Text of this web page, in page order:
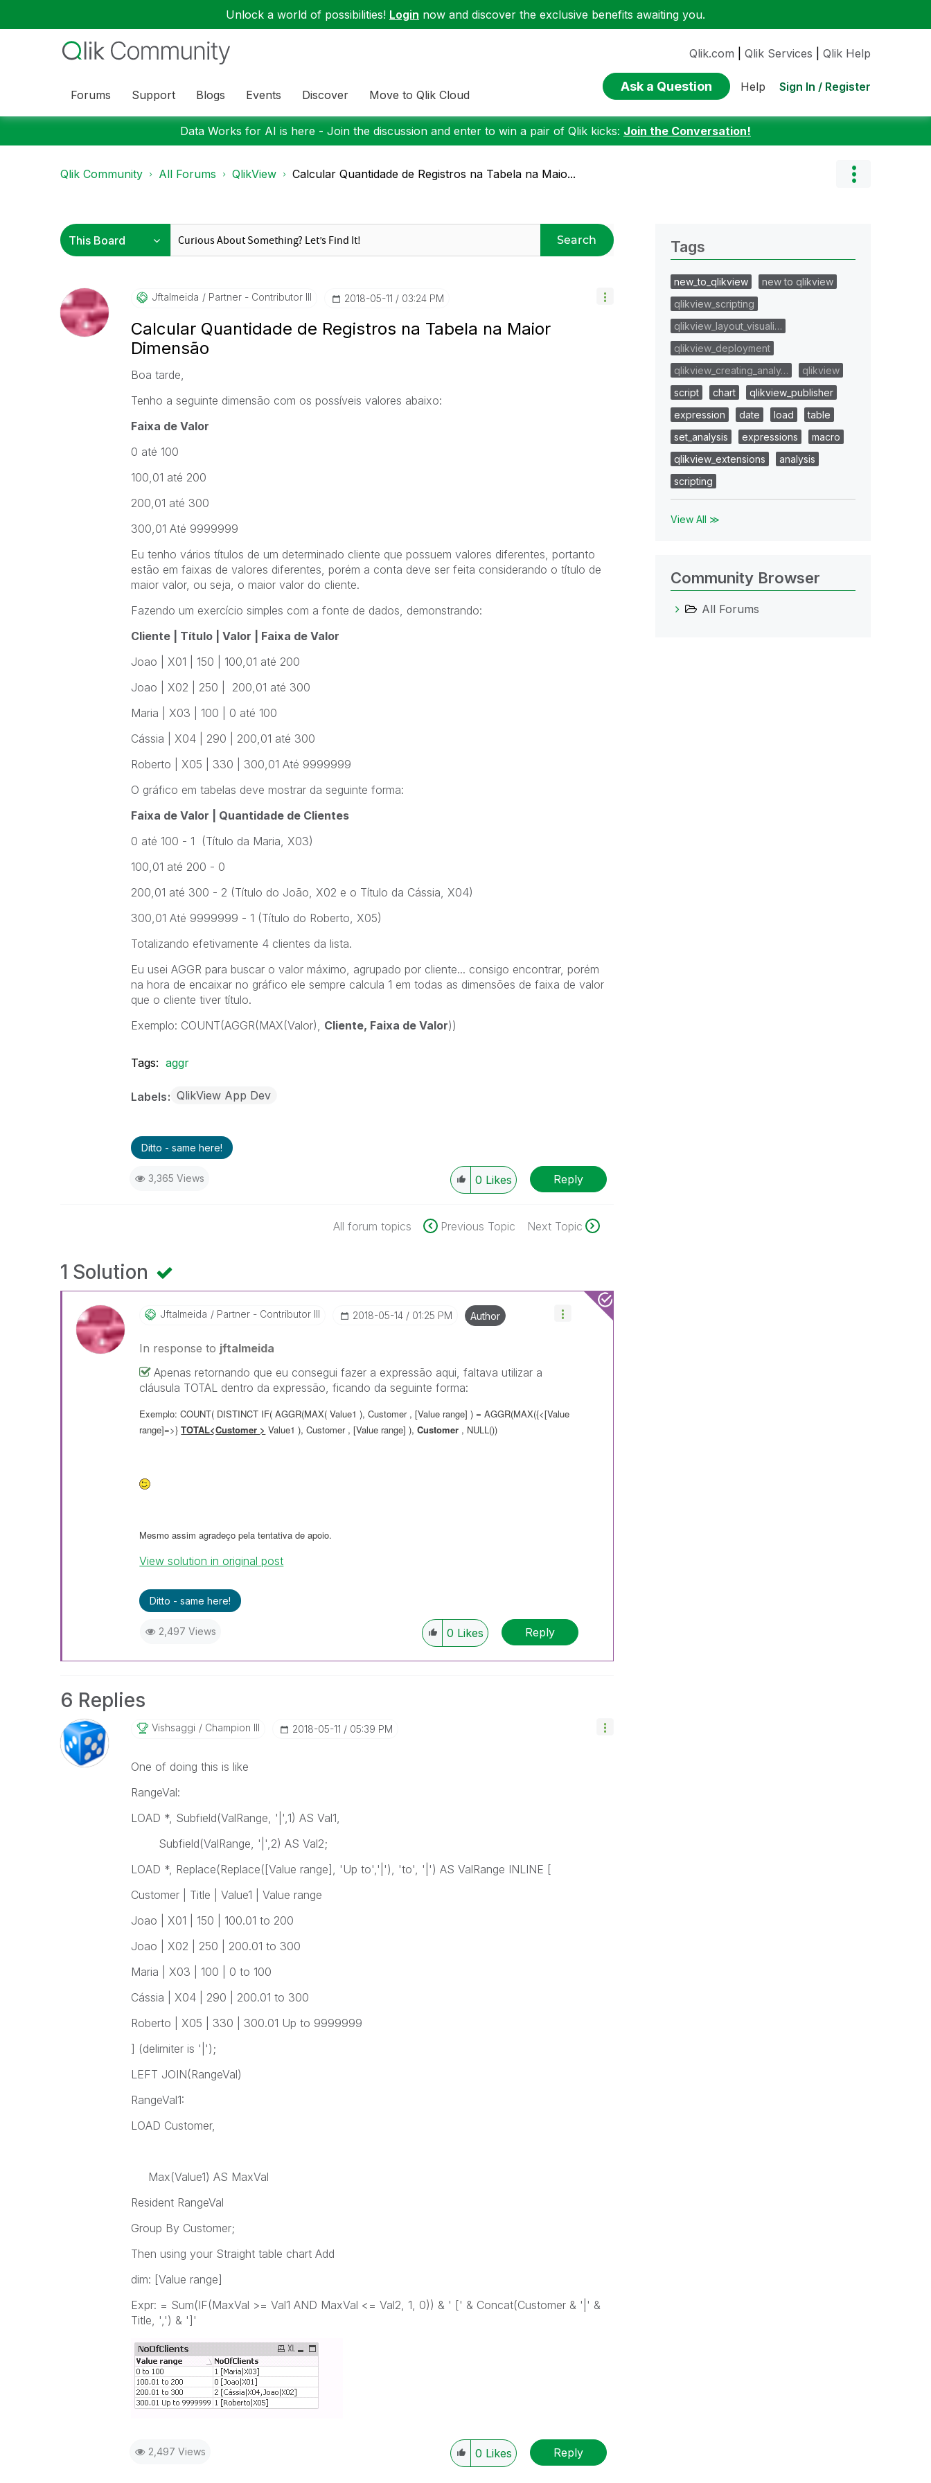
Unlock a world of possibilities! Login now and discover the exclusive benefits awaiting you.
Forums Support Blogs Events Discover Move to Qlik Cloud
Qlik.com Qlik Services Qlik Help
Ask a Question Help Sign In / Register
Data Works for AI is here - Join the discussion and enter to win a pair of Qlik kicks: Join the Conversation!
Qlik Community All Forums QlikView Calcular Quantidade de Registros na Tabela na Maio...
Search
Jftalmeida Partner - Contributor III ‎2018-05-11 03:24 PM
Calcular Quantidade de Registros na Tabela na Maior
Dimensão
Boa tarde,
Tenho a seguinte dimensão com os possíveis valores abaixo:
Faixa de Valor
0 até 100
100,01 até 200
200,01 até 300
300,01 Até 9999999
Eu tenho vários títulos de um determinado cliente que possuem valores diferentes, portanto
estão em faixas de valores diferentes, porém a conta deve ser feita considerando o título de
maior valor, ou seja, o maior valor do cliente.
Fazendo um exercício simples com a fonte de dados, demonstrando:
Cliente | Título | Valor | Faixa de Valor
Joao | X01 | 150 | 100,01 até 200
Joao | X02 | 250 | 200,01 até 300
Maria | X03 | 100 | 0 até 100
Cássia | X04 | 290 | 200,01 até 300
Roberto | X05 | 330 | 300,01 Até 9999999
O gráfico em tabelas deve mostrar da seguinte forma:
Faixa de Valor | Quantidade de Clientes
0 até 100 - 1 (Título da Maria, X03)
100,01 até 200 - 0
200,01 até 300 - 2 (Título do João, X02 e o Título da Cássia, X04)
300,01 Até 9999999 - 1 (Título do Roberto, X05)
Totalizando efetivamente 4 clientes da lista.
Eu usei AGGR para buscar o valor máximo, agrupado por cliente... consigo encontrar, porém
na hora de encaixar no gráfico ele sempre calcula 1 em todas as dimensões de faixa de valor
que o cliente tiver título.
Exemplo: COUNT(AGGR(MAX(Valor), Cliente, Faixa de Valor))
Tags: aggr
Labels QlikView App Dev
Ditto - same here!
3,365 Views 0 Likes Reply
All forum topics Previous Topic Next Topic
1 Solution
Jftalmeida Partner - Contributor III ‎2018-05-14 01:25 PM Author
In response to jftalmeida
Apenas retornando que eu consegui fazer a expressão aqui, faltava utilizar a
cláusula TOTAL dentro da expressão, ficando da seguinte forma:
Exemplo: COUNT( DISTINCT IF(AGGR(MAX(Value1),Customer , [Value range] ) =AGGR(MAX({<[Value
range]=>}TOTAL<Customer > Value1),Customer , [Value range] ),Customer , NULL())
Mesmo assim agradeço pela tentativa de apoio.
View solution in original post
Ditto - same here!
2,497 Views 0 Likes Reply
6 Replies
Vishsaggi Champion III ‎2018-05-11 05:39 PM
One of doing this is like
RangeVal:
LOAD *, Subfield(ValRange, '|',1) AS Val1,
Subfield(ValRange, '|',2) AS Val2;
LOAD *, Replace(Replace([Value range], 'Up to','|'), 'to', '|') AS ValRange INLINE [
Customer | Title | Value1 | Value range
Joao | X01 | 150 | 100.01 to 200
Joao | X02 | 250 | 200.01 to 300
Maria | X03 | 100 | 0 to 100
Cássia | X04 | 290 | 200.01 to 300
Roberto | X05 | 330 | 300.01 Up to 9999999
] (delimiter is '|');
LEFT JOIN(RangeVal)
RangeVal1:
LOAD Customer,
Max(Value1) AS MaxVal
Resident RangeVal
Group By Customer;
Then using your Straight table chart Add
dim: [Value range]
Expr: = Sum(IF(MaxVal >= Val1 AND MaxVal <= Val2, 1, 0)) & ' [' & Concat(Customer & '|' &
Title, ',') & ']'
2,497 Views 0 Likes Reply
Tags
new_to_qlikview
new to qlikview
qlikview_scripting
qlikview_layout_visuali…
qlikview_deployment
qlikview_creating_analy…
qlikview
script
chart
qlikview_publisher
expression
date load
table
set_analysis
expressions
macro
qlikview_extensions
analysis
scripting
View All ≫
Community Browser
All Forums